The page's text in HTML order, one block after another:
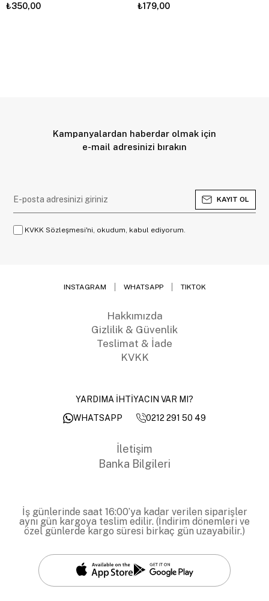
₺350,00 ₺179,00
Kampanyalardan haberdar olmak için
e-mail adresinizi bırakın
KAYIT OL
KVKK Sözleşmesi'ni, okudum, kabul ediyorum.
INSTAGRAM WHATSAPP TIKTOK
Hakkımızda
Gizlilik & Güvenlik
Teslimat & İade
KVKK
YARDIMA İHTİYACIN VAR MI?
WHATSAPP
0212 291 50 49
İletişim
Banka Bilgileri
İş günlerinde saat 16:00’ya kadar verilen siparişler
aynı gün kargoya teslim edilir. (İndirim dönemleri ve
özel günlerde kargo süresi birkaç gün uzayabilir.)